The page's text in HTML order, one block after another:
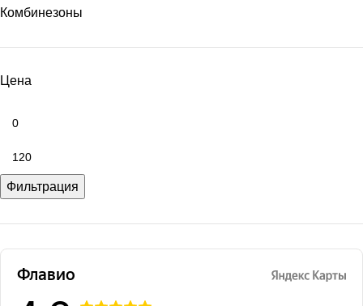
Комбинезоны
Цена
Фильтрация